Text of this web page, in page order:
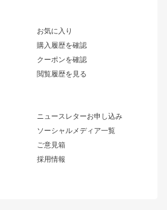
お気に入り
購入履歴を確認
クーポンを確認
閲覧履歴を見る
ニュースレターお申し込み
ソーシャルメディア一覧
ご意見箱
採用情報
ワンビア
ローレル
セフィーロ
キャラバン
まつど家 鉄漢